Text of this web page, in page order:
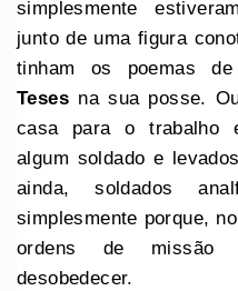
simplesmente
junto de uma figura
tinham os poemas de
Tesesna sua posse.
casa para o trabalho
algum soldado e
ainda, soldados
simplesmente porque,
ordens de
desobedecer.